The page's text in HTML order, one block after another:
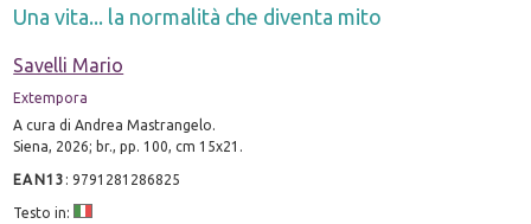
Una vita... la normalità che diventa mito
Savelli Mario
Extempora
A cura di Andrea Mastrangelo.
Siena, 2026; br., pp. 100, cm 15x21.
EAN13 :9791281286825
Testo in: